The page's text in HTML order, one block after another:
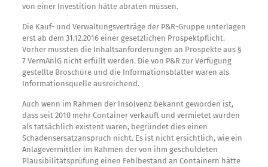
von einer Investition hätte abraten müssen.
Die Kauf- und Verwaltungsverträge der P&R-Gruppe unterlagen
erst ab dem 31.12.2016 einer gesetzlichen Prospektpflicht.
Vorher mussten die Inhaltsanforderungen an Prospekte aus §
7 VermAnlG nicht erfüllt werden. Die von P&R zur Verfügung
gestellte Broschüre und die Informationsblätter waren als
Informationsquelle ausreichend.
Auch wenn im Rahmen der Insolvenz bekannt geworden ist,
dass seit 2010 mehr Container verkauft und vermietet wurden
als tatsächlich existent waren, begründet dies einen
Schadensersatzanspruch nicht. Es ist nicht ersichtlich, wie ein
Anlagevermittler im Rahmen der von ihm geschuldeten
Plausibilitätsprüfung einen Fehlbestand an Containern hätte